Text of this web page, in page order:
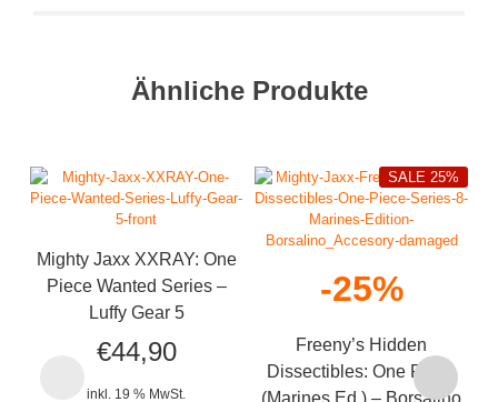
Ähnliche Produkte
Mighty Jaxx XXRAY: One
Piece Wanted Series –
Luffy Gear 5
€44,90
inkl. 19 % MwSt.
-25%
Freeny’s Hidden
Dissectibles: One Piece
(Marines Ed.) – Borsalino
SALE 25%